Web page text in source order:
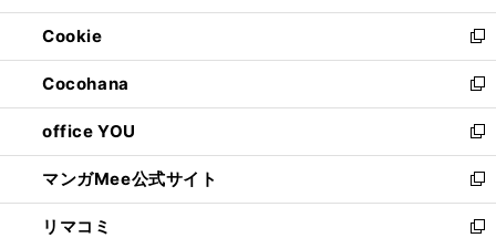
開
く
ウ
で
開
く
ン
ド
ウ
で
開
く
ウ
ィ
ン
ド
ウ
で
開
く
Cookie
新
し
い
ウ
ィ
ン
ド
ウ
で
Cocohana
新
し
い
ウ
ィ
ン
ド
office YOU
新
し
い
ウ
ィ
マンガMee公式サイト
新
し
い
リマコミ 新